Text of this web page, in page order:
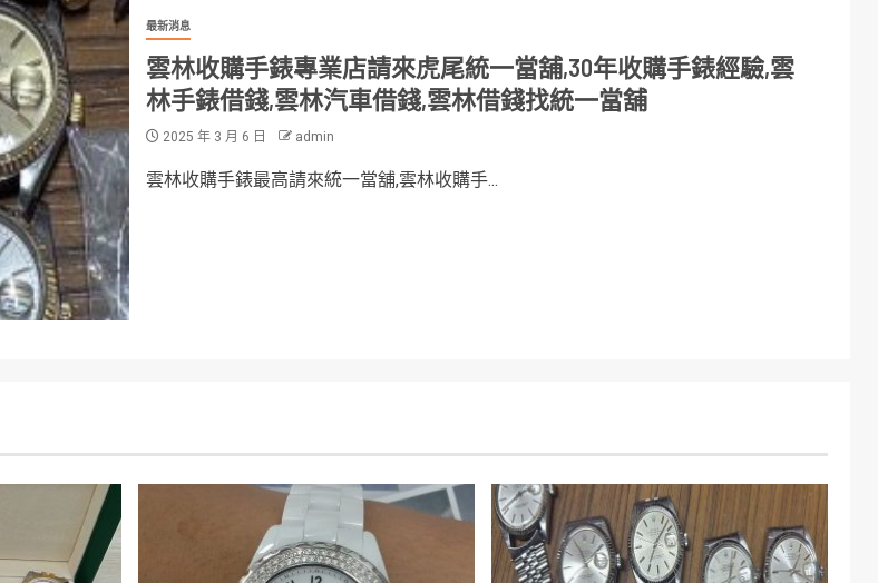
最新消息
雲林收購手錶專業店請來虎尾統一當舖,30年收購手錶經驗,雲
林手錶借錢,雲林汽車借錢,雲林借錢找統一當舖
2025 年 3 月 6 日 admin
雲林收購手錶最高請來統一當舖,雲林收購手...